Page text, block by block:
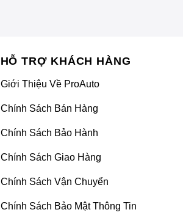
HỖ TRỢ KHÁCH HÀNG
Giới Thiệu Về ProAuto
Chính Sách Bán Hàng
Chính Sách Bảo Hành
Chính Sách Giao Hàng
Chính Sách Vận Chuyển
Chính Sách Bảo Mật Thông Tin